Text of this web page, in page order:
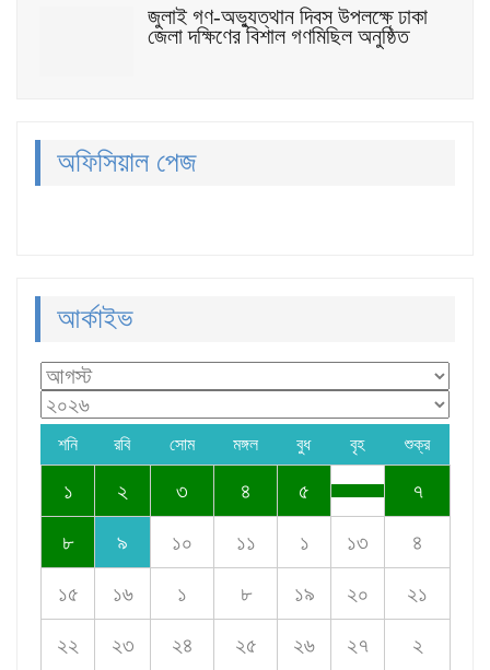
জুলাই গণ-অভ্যুত্থান দিবস উপলক্ষে ঢাকা
জেলা দক্ষিণের বিশাল গণমিছিল অনুষ্ঠিত
অফিসিয়াল পেজ
আর্কাইভ
শনি রবি সোম মঙ্গল বুধ বৃহ শুক্র
১ ২ ৩ ৪ ৫ ৭
৮ ৯ ১০ ১১ ১ ১৩ ৪
১৫ ১৬ ১ ৮ ১৯ ২০ ২১
২২ ২৩ ২৪ ২৫ ২৬ ২৭ ২